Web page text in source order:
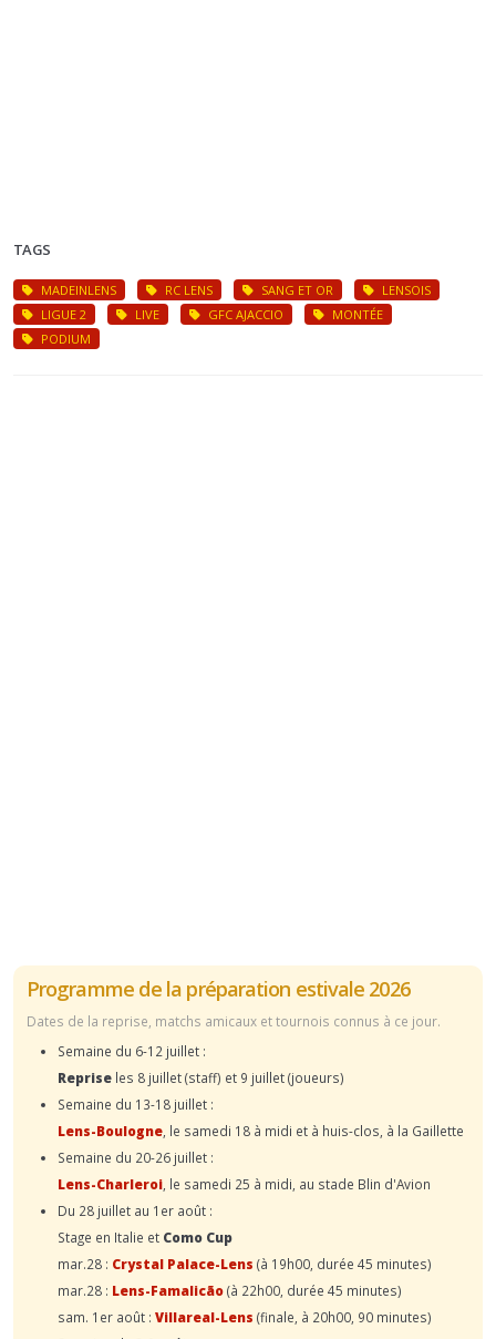
TAGS
MADEINLENS RC LENS SANG ET OR
LENSOIS
LIGUE 2
LIVE GFC AJACCIO
MONTÉE
PODIUM
Programme de la préparation estivale 2026
Dates de la reprise, matchs amicaux et tournois connus à ce jour.
Semaine du 6-12 juillet :
Reprise les 8 juillet (staff) et 9 juillet (joueurs)
Semaine du 13-18 juillet :
Lens-Boulogne , le samedi 18 à midi et à huis-clos, à la Gaillette
Semaine du 20-26 juillet :
Lens-Charleroi , le samedi 25 à midi, au stade Blin d'Avion
Du 28 juillet au 1er août :
Stage en Italie et Como Cup
mar.28 : Crystal Palace-Lens (à 19h00, durée 45 minutes)
mar.28 : Lens-Famalicão(à 22h00, durée 45 minutes)
sam. 1er août : Villareal-Lens (finale, à 20h00, 90 minutes)